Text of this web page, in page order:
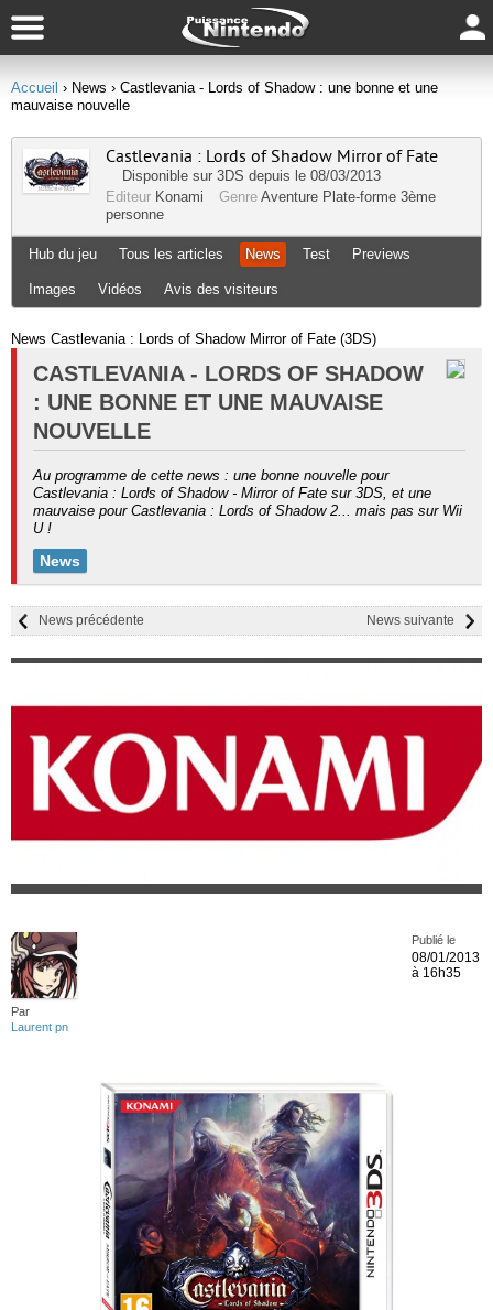
Accueil › News › Castlevania - Lords of Shadow : une bonne et une
mauvaise nouvelle
Castlevania : Lords of Shadow Mirror of Fate
Disponible sur 3DS depuis le 08/03/2013
Editeur Konami Genre Aventure Plate-forme 3ème
personne
Hub du jeu Tous les articles News Test Previews
Images Vidéos Avis des visiteurs
News Castlevania : Lords of Shadow Mirror of Fate (3DS)
CASTLEVANIA - LORDS OF SHADOW
: UNE BONNE ET UNE MAUVAISE
NOUVELLE
Au programme de cette news : une bonne nouvelle pour
Castlevania : Lords of Shadow - Mirror of Fate sur 3DS, et une
mauvaise pour Castlevania : Lords of Shadow 2... mais pas sur Wii
U !
News
News suivante
News précédente
Par
Laurent pn
Publié le
08/01/2013
à 16h35